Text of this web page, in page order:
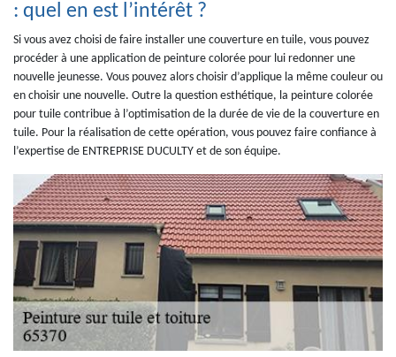
: quel en est l’intérêt ?
Si vous avez choisi de faire installer une couverture en tuile, vous pouvez
procéder à une application de peinture colorée pour lui redonner une
nouvelle jeunesse. Vous pouvez alors choisir d’applique la même couleur ou
en choisir une nouvelle. Outre la question esthétique, la peinture colorée
pour tuile contribue à l’optimisation de la durée de vie de la couverture en
tuile. Pour la réalisation de cette opération, vous pouvez faire confiance à
l’expertise de ENTREPRISE DUCULTY et de son équipe.